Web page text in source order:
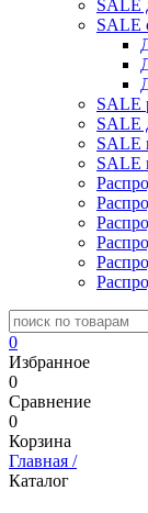
SALE
SALE
SALE
SALE
SALE
SALE
0
Избранное
0
Сравнение
0
Корзина
Главная /
Каталог